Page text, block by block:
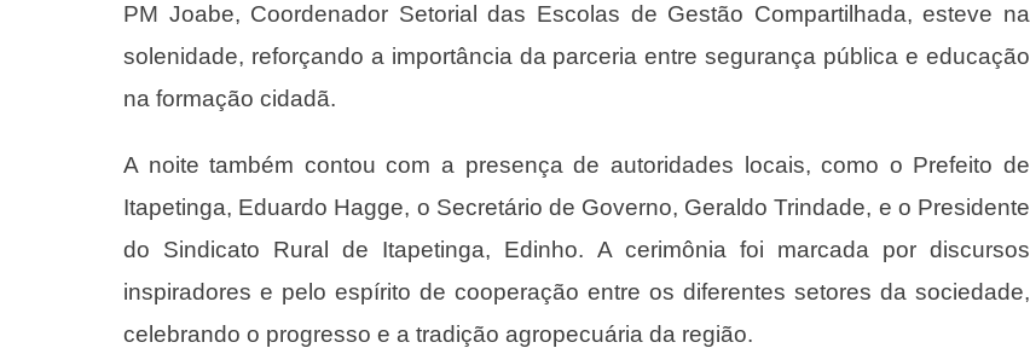
PM Joabe, Coordenador Setorial das Escolas de Gestão Compartilhada, esteve na
solenidade, reforçando a importância da parceria entre segurança pública e educação
na formação cidadã.
A noite também contou com a presença de autoridades locais, como o Prefeito de
Itapetinga, Eduardo Hagge, o Secretário de Governo, Geraldo Trindade, e o Presidente
do Sindicato Rural de Itapetinga, Edinho. A cerimônia foi marcada por discursos
inspiradores e pelo espírito de cooperação entre os diferentes setores da sociedade,
celebrando o progresso e a tradição agropecuária da região.